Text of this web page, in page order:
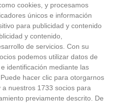
cookies, y procesamos
únicos e información
para publicidad y contenido
y contenido,
de servicios. Con su
podemos utilizar datos de
identificación mediante las
hacer clic para otorgarnos
nuestros 1733 socios para
previamente descrito. De
Madrid se vuelca en sus calles y
la selección española en la
de la segunda estrella como
del mundo
RFFM acompaña a la UD Villalba
Solidario Hogares con la
y la solidaridad como principales